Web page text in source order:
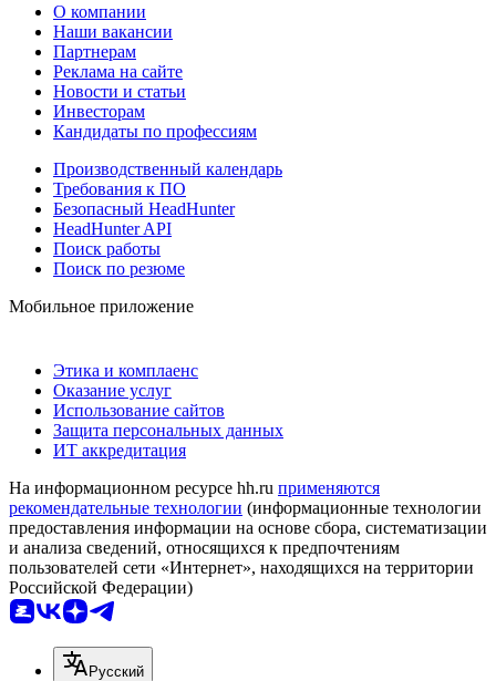
О компании
Наши вакансии
Партнерам
Реклама на сайте
Новости и статьи
Инвесторам
Кандидаты по профессиям
Производственный календарь
Требования к ПО
Безопасный HeadHunter
HeadHunter API
Поиск работы
Поиск по резюме
Мобильное приложение
Этика и комплаенс
Оказание услуг
Использование сайтов
Защита персональных данных
ИТ аккредитация
На информационном ресурсе hh.ru применяются
рекомендательные технологии (информационные технологии
предоставления информации на основе сбора, систематизации
и анализа сведений, относящихся к предпочтениям
пользователей сети «Интернет», находящихся на территории
Российской Федерации)
Русский